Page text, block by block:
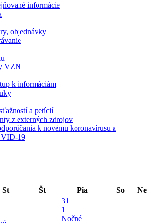
informácie
objednávky
VZN
k informáciám
a petícií
z externých zdrojov
k novému koronavírusu a
19
St Št Pia So Ne
31
1
Nočné